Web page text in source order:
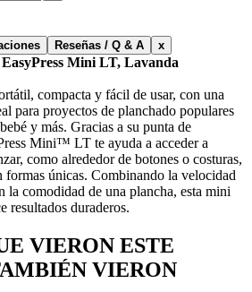
Reseñas / Q & A x
Mini LT, Lavanda
compacta y fácil de usar, con una
para proyectos de planchado populares
y más. Gracias a su punta de
Mini™ LT te ayuda a acceder a
como alrededor de botones o costuras,
formas únicas. Combinando la velocidad
la comodidad de una plancha, esta mini
resultados duraderos.
VIERON ESTE
VIERON